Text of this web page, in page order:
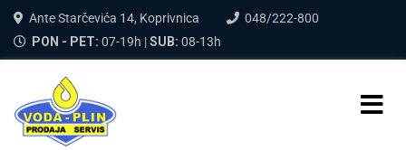
Ante Starčevića 14, Koprivnica
048/222-800
PON - PET: 07-19h |SUB: 08-13h